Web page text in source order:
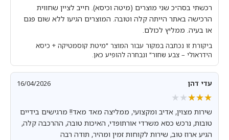
רכשתי בסה״כ שני מוצרים (מיטה וכיסא). חייב לציין שחווית
הרכישה באתר הייתה קלה וטובה. המוצרים הגיעו ללא שום פגם
או בעיה. ממליץ לכולם.
ביקורת זו נכתבה במקור עבור המוצר "מיטת קוסמטיקה + כיסא
הידראולי – צבע שחור" ונבחרה להופיע כאן.
עדי דהן 16/04/2026
★★★★★
★★★★★
שירות מצוין, אדיב ומקצועי, ממליצה מאד מאד!! מרגישים בידיים
טובות, נרכש כסא משרדי אורתופדי, האיכות טובה, ההרכבה קלה,
הגיע ארוז טוב, שירות לקוחות זמין ומהיר, תודה רבה